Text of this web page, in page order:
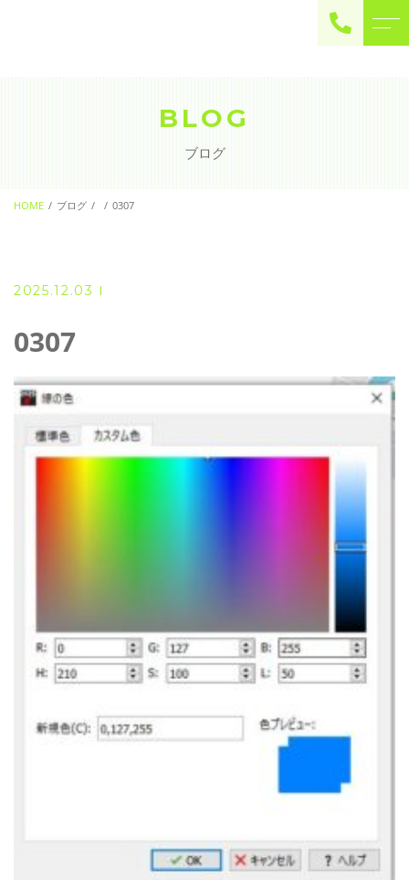
BLOG
ブログ
HOME ブログ 0307
2025.12.03
0307